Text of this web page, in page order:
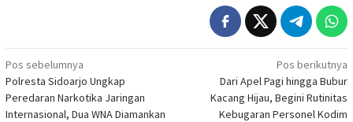
Navigasi
pos
Pos sebelumnya
Polresta Sidoarjo Ungkap
Peredaran Narkotika Jaringan
Internasional, Dua WNA Diamankan
Pos berikutnya
Dari Apel Pagi hingga Bubur
Kacang Hijau, Begini Rutinitas
Kebugaran Personel Kodim